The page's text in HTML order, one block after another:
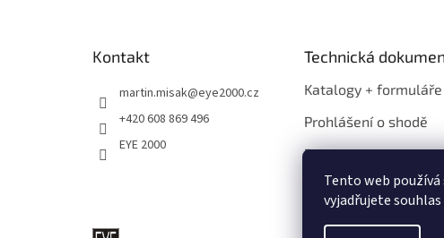
Tento web
vyjadřujete
Kontakt
martin.misak@eye2000.cz
+420 608 869 496
EYE 2000
Technická
Katalogy + formuláře
Prohlášení o shodě
Propagace